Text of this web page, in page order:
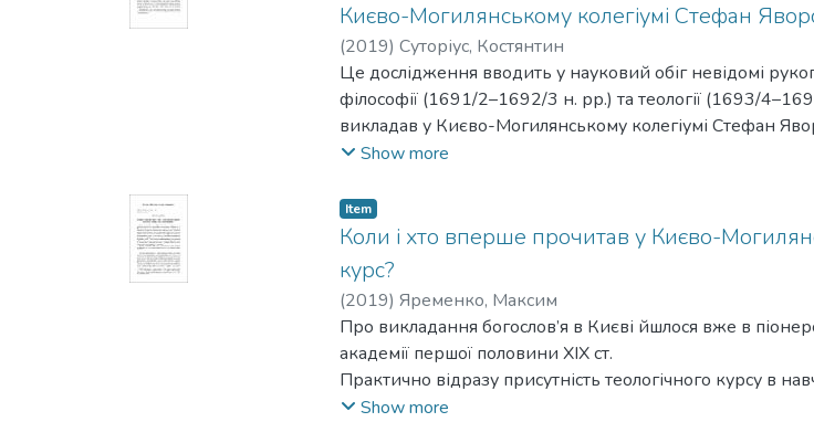
Києво-Могилянському колегіумі Стефан
(2019) Суторіус, Костянтин
Це дослідження вводить у науковий обіг невідомі
філософії (1691/2–1692/3 н. рр.) та теології (1693/
викладав у Києво-Могилянському колегіумі Стефан
зберігаються в Російській національній бібліотеці
ім’я — Варлам), який завершив земний шлях у 1722 р.
Кийського монастиря в Онезькій губі Білого моря.
дає змогу з’ясувати кодикологічні особливості (коли і
та історію (як і коли потрапили до Російської
манускриптів. Аналіз навіть відомих джерел допомагає
впливало на вибір Голенковського, наскільки він був
традиційних пояснювальних схем XIX ст.
Виявлені рукописи також допомагають встановити,
колегіумі, хто навчався разом з ним
Show more
Item
Коли і хто вперше прочитав у Києво-
курс?
(2019) Яременко, Максим
Про викладання богослов’я в Києві йшлося вже в
академії першої половини XIX ст.
Практично відразу присутність теологічного курсу в
пов’язували зі статусом "латинських шкіл". На кінець XIX
Show more